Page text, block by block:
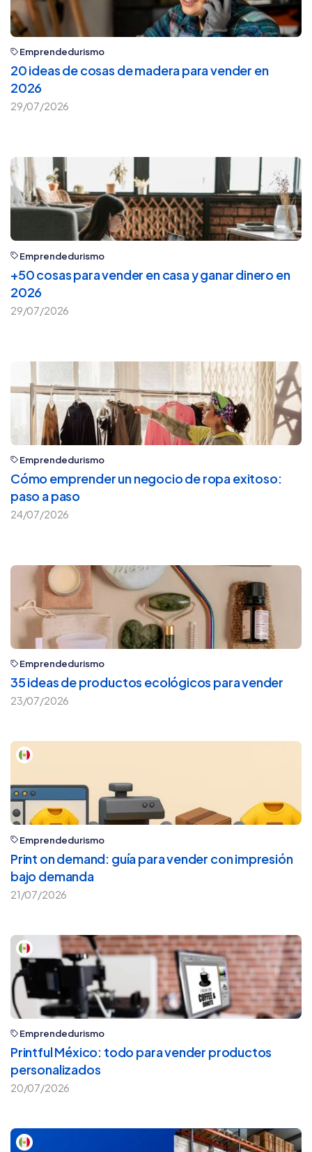
Emprendedurismo
20 ideas de cosas de madera para vender en
2026
29/07/2026
Emprendedurismo
+50 cosas para vender en casa y ganar dinero en
2026
29/07/2026
Emprendedurismo
Cómo emprender un negocio de ropa exitoso:
paso a paso
24/07/2026
Emprendedurismo
35 ideas de productos ecológicos para vender
23/07/2026
Emprendedurismo
Print on demand: guía para vender con impresión
bajo demanda
21/07/2026
Emprendedurismo
Printful México: todo para vender productos
personalizados
20/07/2026